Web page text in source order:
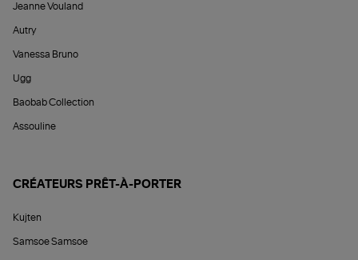
Jeanne Vouland
Autry
Vanessa Bruno
Ugg
Baobab Collection
Assouline
CRÉATEURS PRÊT-À-PORTER
Kujten
Samsoe Samsoe